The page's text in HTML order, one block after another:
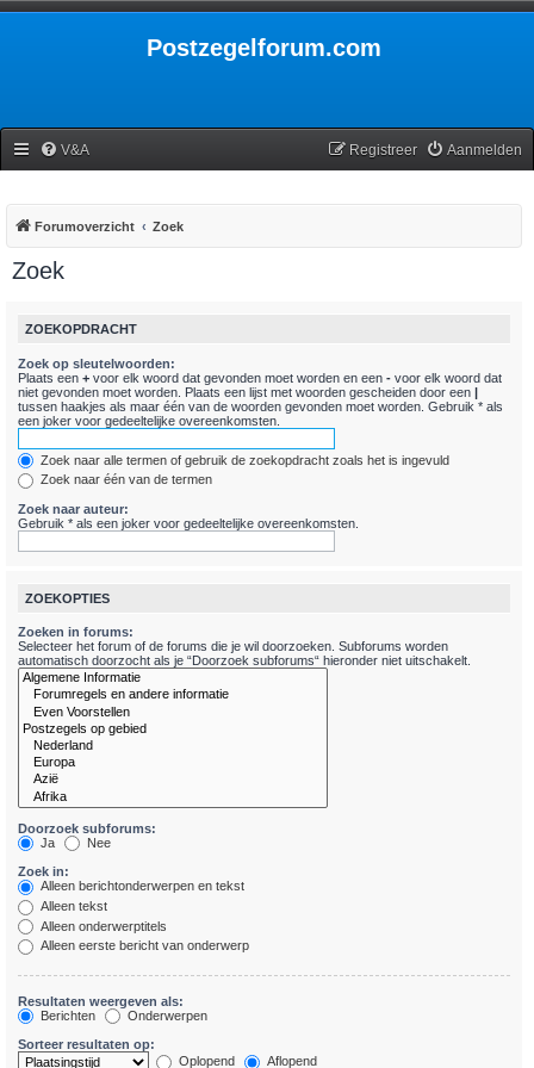
Postzegelforum.com
V&A Aanmelden
Registreer
Forumoverzicht Zoek
Zoek
ZOEKOPDRACHT
Zoek op sleutelwoorden:
Plaats een + voor elk woord dat gevonden moet worden en een - voor elk woord dat
niet gevonden moet worden. Plaats een lijst met woorden gescheiden door een |
tussen haakjes als maar één van de woorden gevonden moet worden. Gebruik * als
een joker voor gedeeltelijke overeenkomsten.
Zoek naar alle termen of gebruik de zoekopdracht zoals het is ingevuld
Zoek naar één van de termen
Zoek naar auteur:
Gebruik * als een joker voor gedeeltelijke overeenkomsten.
ZOEKOPTIES
Zoeken in forums:
Selecteer het forum of de forums die je wil doorzoeken. Subforums worden
automatisch doorzocht als je “Doorzoek subforums“ hieronder niet uitschakelt.
Doorzoek subforums:
Ja
Nee
Zoek in:
Alleen berichtonderwerpen en tekst
Alleen tekst
Alleen onderwerptitels
Alleen eerste bericht van onderwerp
Resultaten weergeven als:
Berichten
Onderwerpen
Sorteer resultaten op:
Oplopend
Aflopend